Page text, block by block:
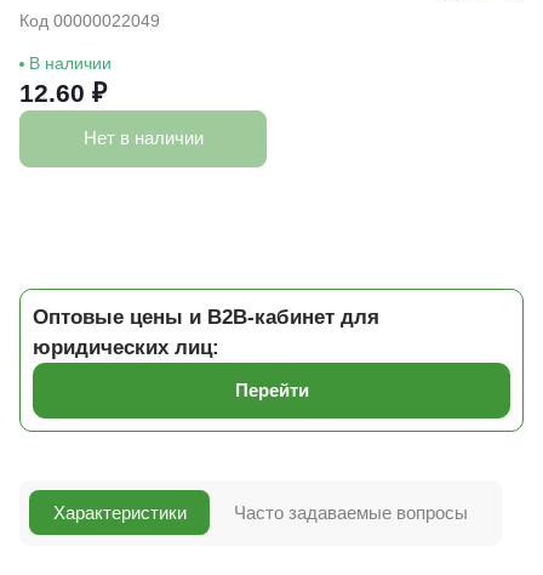
Код 00000022049
В наличии
12.60 ₽
Нет в наличии
Оптовые цены и B2B-кабинет для
юридических лиц:
Перейти
Характеристики Часто задаваемые вопросы